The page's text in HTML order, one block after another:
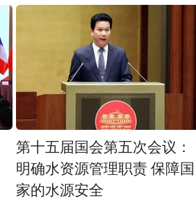
第十五届国会第五次会议：
明确水资源管理职责 保障国
家的水源安全